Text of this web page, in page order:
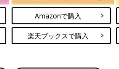
隣に設置する必要があるので、大
合わせることができる、 高さ調整
ドの柵を外して、大人のベッドと
Amazonで購入
楽天ブックスで購入